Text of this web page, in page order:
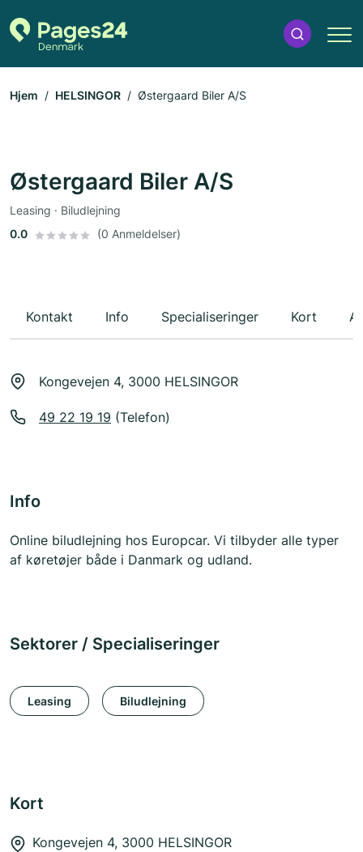
Hjem HELSINGOR Østergaard Biler A/S
Østergaard Biler A/S
Leasing · Biludlejning
0.0
(0 Anmeldelser)
Kontakt Info Specialiseringer Kort
Kongevejen 4, 3000 HELSINGOR
49 22 19 19 (Telefon)
Info
Online biludlejning hos Europcar. Vi tilbyder alle typer
af køretøjer både i Danmark og udland.
Sektorer / Specialiseringer
Leasing Biludlejning
Kort
Kongevejen 4, 3000 HELSINGOR